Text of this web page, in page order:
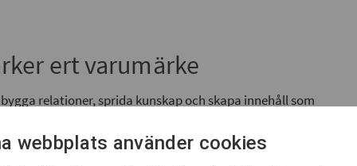
ert varumärke
relationer, sprida kunskap och skapa innehåll som
hjälper företag och organisationer att ta fram
och hög teknisk kvalitet, oavsett om ni vill spela
webbplats använder cookies